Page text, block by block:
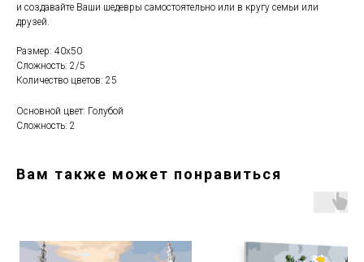
и создавайте Ваши шедевры самостоятельно или в кругу семьи или
друзей.
Размер: 40х50
Сложность: 2/5
Количество цветов: 25
Основной цвет: Голубой
Сложность: 2
Вам также может понравиться